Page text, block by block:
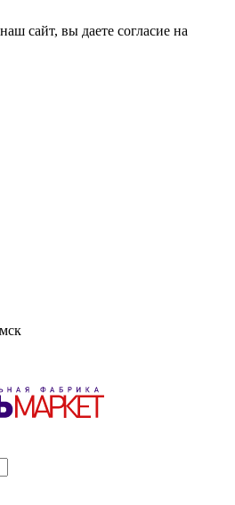
сайт, вы даете согласие на